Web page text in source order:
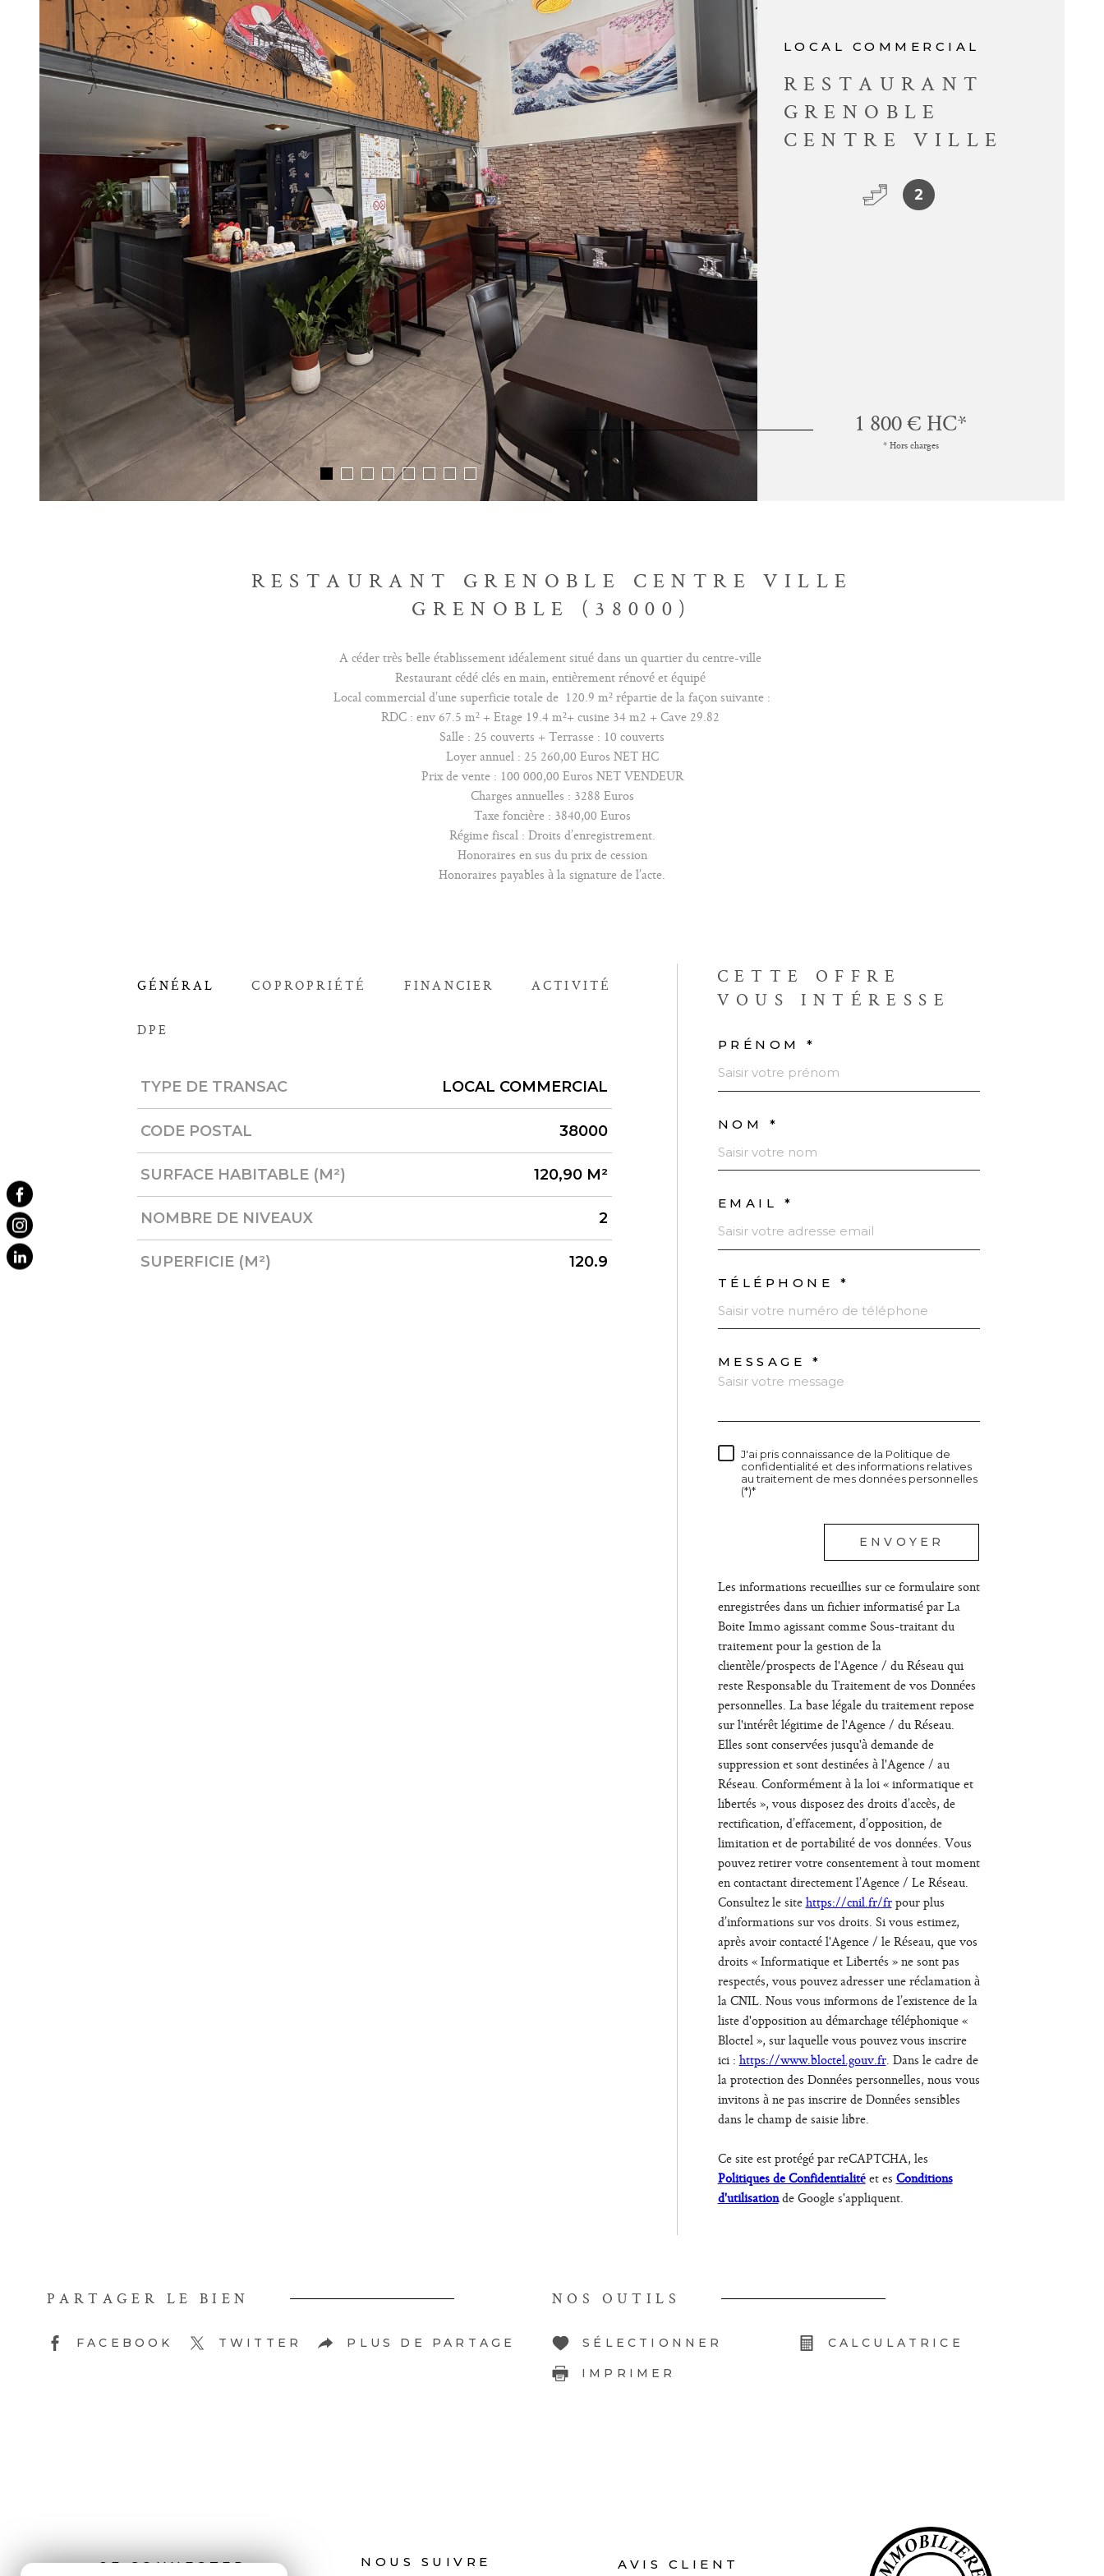
LOCAL COMMERCIAL
RESTAURANT
GRENOBLE
CENTRE VILLE
2
1 800 € HC*
* Hors charges
RESTAURANT GRENOBLE CENTRE VILLE
GRENOBLE (38000)
A céder très belle établissement idéalement situé dans un quartier du centre-ville
Restaurant cédé clés en main, entièrement rénové et équipé
Local commercial d’une superficie totale de 120.9 m² répartie de la façon suivante :
RDC : env 67.5 m² + Etage 19.4 m²+ cusine 34 m2 + Cave 29.82
Salle : 25 couverts + Terrasse : 10 couverts
Loyer annuel : 25 260,00 Euros NET HC
Prix de vente : 100 000,00 Euros NET VENDEUR
Charges annuelles : 3288 Euros
Taxe foncière : 3840,00 Euros
Régime fiscal : Droits d’enregistrement.
Honoraires en sus du prix de cession
Honoraires payables à la signature de l’acte.
GÉNÉRAL COPROPRIÉTÉ FINANCIER ACTIVITÉ
DPE
Caractérisque Valeurs
TYPE DE TRANSAC LOCAL COMMERCIAL
CODE POSTAL 38000
SURFACE HABITABLE (M²) 120,90 M²
NOMBRE DE NIVEAUX 2
SUPERFICIE (M²) 120.9
CETTE OFFRE
VOUS INTÉRESSE
PRÉNOM *
NOM *
EMAIL *
TÉLÉPHONE *
MESSAGE *
J'ai pris connaissance de la Politique de
confidentialité et des informations relatives
au traitement de mes données personnelles
(*)*
ENVOYER
Les informations recueillies sur ce formulaire sont
enregistrées dans un fichier informatisé par La
Boite Immo agissant comme Sous-traitant du
traitement pour la gestion de la
clientèle/prospects de l'Agence / du Réseau qui
reste Responsable du Traitement de vos Données
personnelles. La base légale du traitement repose
sur l'intérêt légitime de l'Agence / du Réseau.
Elles sont conservées jusqu'à demande de
suppression et sont destinées à l'Agence / au
Réseau. Conformément à la loi « informatique et
libertés », vous disposez des droits d’accès, de
rectification, d’effacement, d’opposition, de
limitation et de portabilité de vos données. Vous
pouvez retirer votre consentement à tout moment
en contactant directement l’Agence / Le Réseau.
Consultez le sitehttps://cnil.fr/frpour plus
d’informations sur vos droits. Si vous estimez,
après avoir contacté l'Agence / le Réseau, que vos
droits « Informatique et Libertés » ne sont pas
respectés, vous pouvez adresser une réclamation à
la CNIL. Nous vous informons de l’existence de la
liste d'opposition au démarchage téléphonique «
Bloctel », sur laquelle vous pouvez vous inscrire
ici : https://www.bloctel.gouv.fr. Dans le cadre de
la protection des Données personnelles, nous vous
invitons à ne pas inscrire de Données sensibles
dans le champ de saisie libre.
Ce site est protégé par reCAPTCHA, les
Politiques de Confidentialitéet es Conditions
d'utilisationde Google s'appliquent.
PARTAGER LE BIEN
FACEBOOK TWITTER PLUS DE PARTAGE
NOS OUTILS
SÉLECTIONNER CALCULATRICE
IMPRIMER
SE CONNECTER NOUS SUIVRE AVIS CLIENT